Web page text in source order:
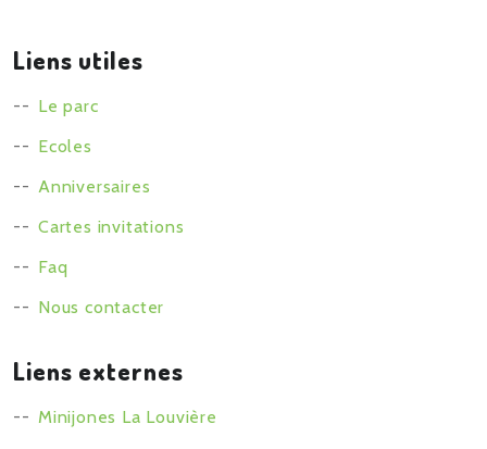
Liens utiles
Le parc
Ecoles
Anniversaires
Cartes invitations
Faq
Nous contacter
Liens externes
Minijones La Louvière